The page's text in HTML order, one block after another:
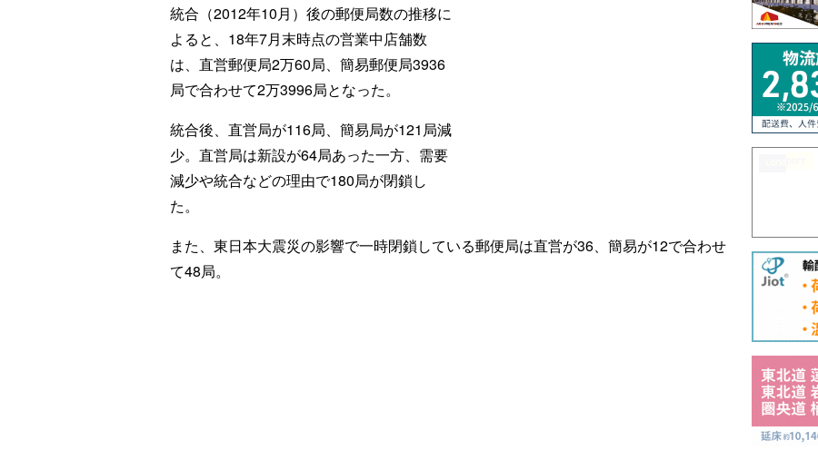
統合（2012年10月）後の郵便局数の推移に
よると、18年7月末時点の営業中店舗数
は、直営郵便局2万60局、簡易郵便局3936
局で合わせて2万3996局となった。
統合後、直営局が116局、簡易局が121局減
少。直営局は新設が64局あった一方、需要
減少や統合などの理由で180局が閉鎖し
た。
また、東日本大震災の影響で一時閉鎖している郵便局は直営が36、簡易が12で合わせ
て48局。